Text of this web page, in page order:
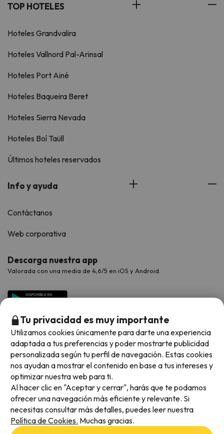
TOP HOTELES
Hoteles Grandvalira
Hoteles Vallnord Pal-Arinsal
Hoteles Port Ainé
Hoteles Baqueira Beret
Hoteles Sierra Nevada
Hoteles Boí Taüll
Últimos hoteles reservados
Info y ayuda
Contáctanos
Web corporativa
Descarga nuestra app
Valorada con una media de 4,6/5 en iOS y Android.
Métodos de pago disponibles
Tu privacidad es muy importante
Utilizamos cookies únicamente para darte una experiencia
adaptada a tus preferencias y poder mostrarte publicidad
personalizada según tu perfil de navegación. Estas cookies
nos ayudan a mostrar el contenido en base a tus intereses y
optimizar nuestra web para ti.
Al hacer clic en "Aceptar y cerrar", harás que te podamos
ofrecer una navegación más eficiente y relevante. Si
necesitas consultar más detalles, puedes leer nuestra
Política de Cookies. Muchas gracias.